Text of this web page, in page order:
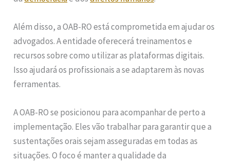
Além disso, a OAB-RO está comprometida em ajudar os
advogados. A entidade oferecerá treinamentos e
recursos sobre como utilizar as plataformas digitais.
Isso ajudará os profissionais a se adaptarem às novas
ferramentas.
A OAB-RO se posicionou para acompanhar de perto a
implementação. Eles vão trabalhar para garantir que a
sustentações orais sejam asseguradas em todas as
situações. O foco é manter a qualidade da